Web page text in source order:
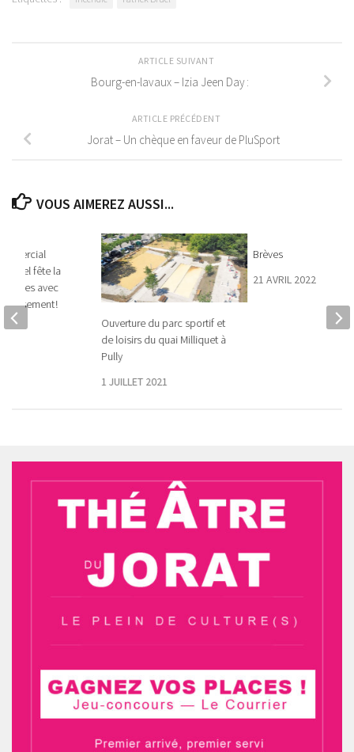
ARTICLE SUIVANT
Bourg-en-lavaux – Izia Jeen Day :
ARTICLE PRÉCÉDENT
Jorat – Un chèque en faveur de PluSport
VOUS AIMEREZ AUSSI...
Ouverture du parc sportif et
de loisirs du quai Milliquet à
Pully
1 JUILLET 2021
Brèves
21 AVRIL 2022
Ciel fête la
avec
!